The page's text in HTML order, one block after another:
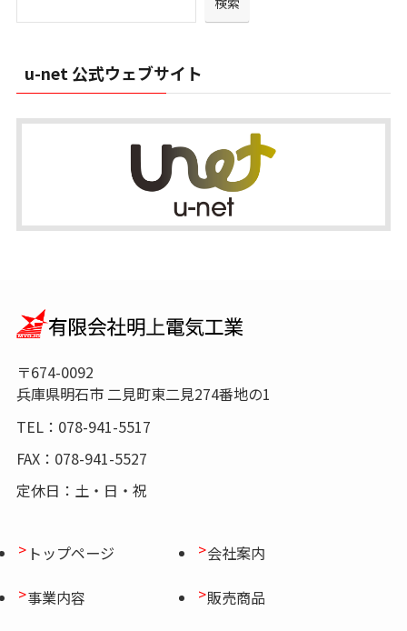
ブ
u-net 公式ウェブサイト
〒674-0092
兵庫県明石市 二見町東二見274番地の1
TEL：078-941-5517
FAX：078-941-5527
定休日：土・日・祝
トップページ 会社案内
事業内容 販売商品